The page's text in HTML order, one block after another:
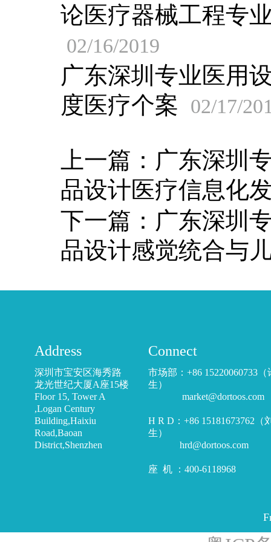
论医疗器械工程专
02/16/2019
广东深圳专业医用
度医疗个案
02/17/
上一篇： 广东深圳
品设计医疗信息化
下一篇： 广东深圳
品设计感觉统合与
Address
深圳市宝安区海秀路
龙光世纪大厦A座15楼
Floor 15, Tower A
,Logan Century
Building,Haixiu
Road,Baoan
District,Shenzhen
Connect
市场部：+86 15220060733（
生）
market@dortoos.com
H R D：+86 15181673762（
生）
hrd@dortoos.com
座 机 ：400-6118968